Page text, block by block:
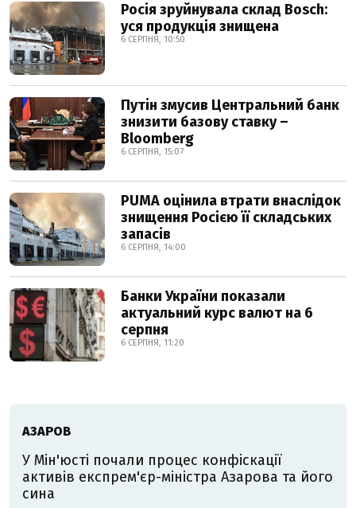
Росія зруйнувала склад Bosch:
уся продукція знищена
6 СЕРПНЯ, 10:50
Путін змусив Центральний банк
знизити базову ставку –
Bloomberg
6 СЕРПНЯ, 15:07
PUMA оцінила втрати внаслідок
знищення Росією її складських
запасів
6 СЕРПНЯ, 14:00
Банки України показали
актуальний курс валют на 6
серпня
6 СЕРПНЯ, 11:20
АЗАРОВ
У Мін'юсті почали процес конфіскації
активів експрем'єр-міністра Азарова та його
сина